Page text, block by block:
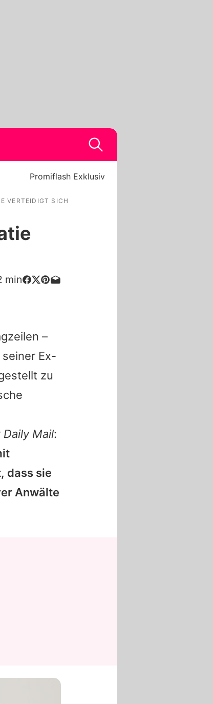
Promiflash Exklusiv
VERTEIDIGT SICH
min
–
Ex-
zu
Daily Mail:
dass sie
Anwälte